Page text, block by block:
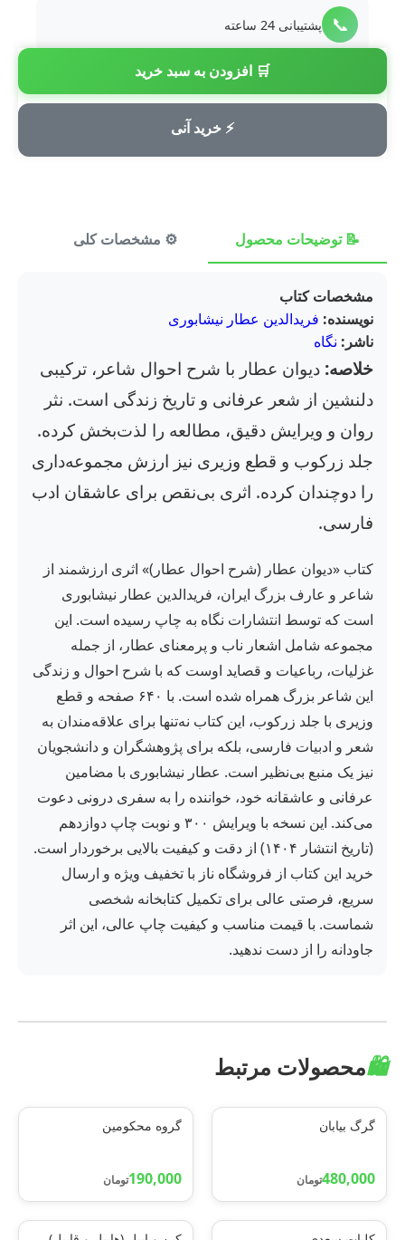
🛒 افزودن به سبد خرید
⚡ خرید آنی
📞 پشتیبانی 24 ساعته
💳 پرداخت امن
📝 توضیحات محصول ⚙️ مشخصات کلی
مشخصات کتاب
نویسنده: فریدالدین عطار نیشابوری
ناشر: نگاه
خلاصه: دیوان عطار با شرح احوال شاعر، ترکیبی
دلنشین از شعر عرفانی و تاریخ زندگی است. نثر
روان و ویرایش دقیق، مطالعه را لذت‌بخش کرده.
جلد زرکوب و قطع وزیری نیز ارزش مجموعه‌داری
را دوچندان کرده. اثری بی‌نقص برای عاشقان ادب
فارسی.
کتاب «دیوان عطار (شرح احوال عطار)» اثری ارزشمند از
شاعر و عارف بزرگ ایران، فریدالدین عطار نیشابوری
است که توسط انتشارات نگاه به چاپ رسیده است. این
مجموعه شامل اشعار ناب و پرمعنای عطار، از جمله
غزلیات، رباعیات و قصاید اوست که با شرح احوال و زندگی
این شاعر بزرگ همراه شده است. با ۶۴۰ صفحه و قطع
وزیری با جلد زرکوب، این کتاب نه‌تنها برای علاقه‌مندان به
شعر و ادبیات فارسی، بلکه برای پژوهشگران و دانشجویان
نیز یک منبع بی‌نظیر است. عطار نیشابوری با مضامین
عرفانی و عاشقانه خود، خواننده را به سفری درونی دعوت
می‌کند. این نسخه با ویرایش ۳۰۰ و نوبت چاپ دوازدهم
(تاریخ انتشار ۱۴۰۴) از دقت و کیفیت بالایی برخوردار است.
خرید این کتاب از فروشگاه ناز با تخفیف ویژه و ارسال
سریع، فرصتی عالی برای تکمیل کتابخانه شخصی
شماست. با قیمت مناسب و کیفیت چاپ عالی، این اثر
جاودانه را از دست ندهید.
🛍️محصولات مرتبط
گرگ بیابان
480,000تومان
گروه محکومین
190,000تومان